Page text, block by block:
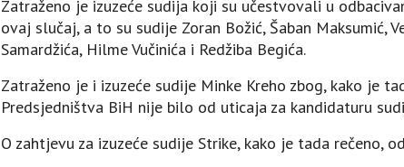
Zatraženo je izuzeće sudija koji su učestvovali u
ovaj slučaj, a to su sudije Zoran Božić, Šaban Maksumić,
Samardžića, Hilme Vučinića i Redžiba Begića.
Zatraženo je i izuzeće sudije Minke Kreho zbog, kako je
Predsjedništva BiH nije bilo od uticaja za kandidaturu
O zahtjevu za izuzeće sudije Strike, kako je tada rečeno,